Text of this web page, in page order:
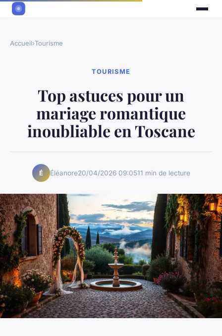
Accueil›Tourisme
TOURISME
Top astuces pour un
mariage romantique
inoubliable en Toscane
É Éléanore20/04/2026 09:0511 min de lecture